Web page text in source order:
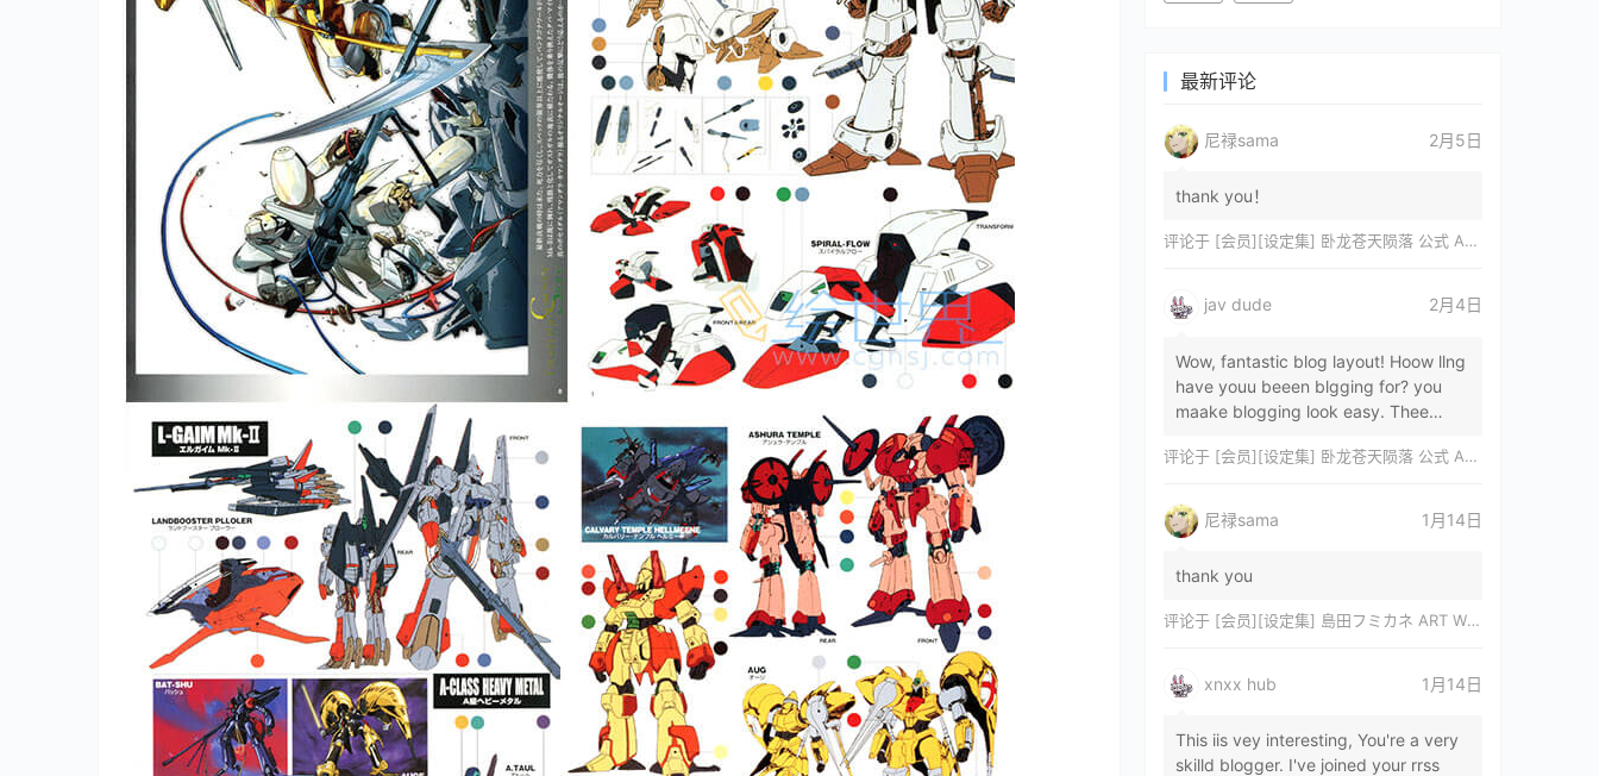
最新评论
尼禄sama 2月5日
thank you！
评论于 [会员][设定集] 卧龙苍天陨落 公式 ARTWORKS[DL]
jav dude 2月4日
Wow, fantastic blog layout! Hoow llng
have youu beeen blgging for? you
maake blogging look easy. Thee
magnificent, let…
评论于 [会员][设定集] 卧龙苍天陨落 公式 ARTWORKS[DL]
尼禄sama 1月14日
thank you
评论于 [会员][设定集] 島田フミカネ ART WORKS EXTRA Luminous Witches[DL]
xnxx hub 1月14日
This iis vey interesting, You're a very
skilld blogger. I've joined your rrss